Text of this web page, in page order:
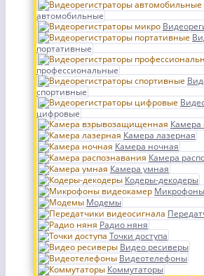
автомобильные
портативные
профессиональные
спортивные
цифровые
Камера лазерная
Камера ночная
Камера
Камера умная
Кодеры-декодеры
Модемы
Радио няня
Точки доступа
Видео ресиверы
Видеотелефоны
Коммутаторы